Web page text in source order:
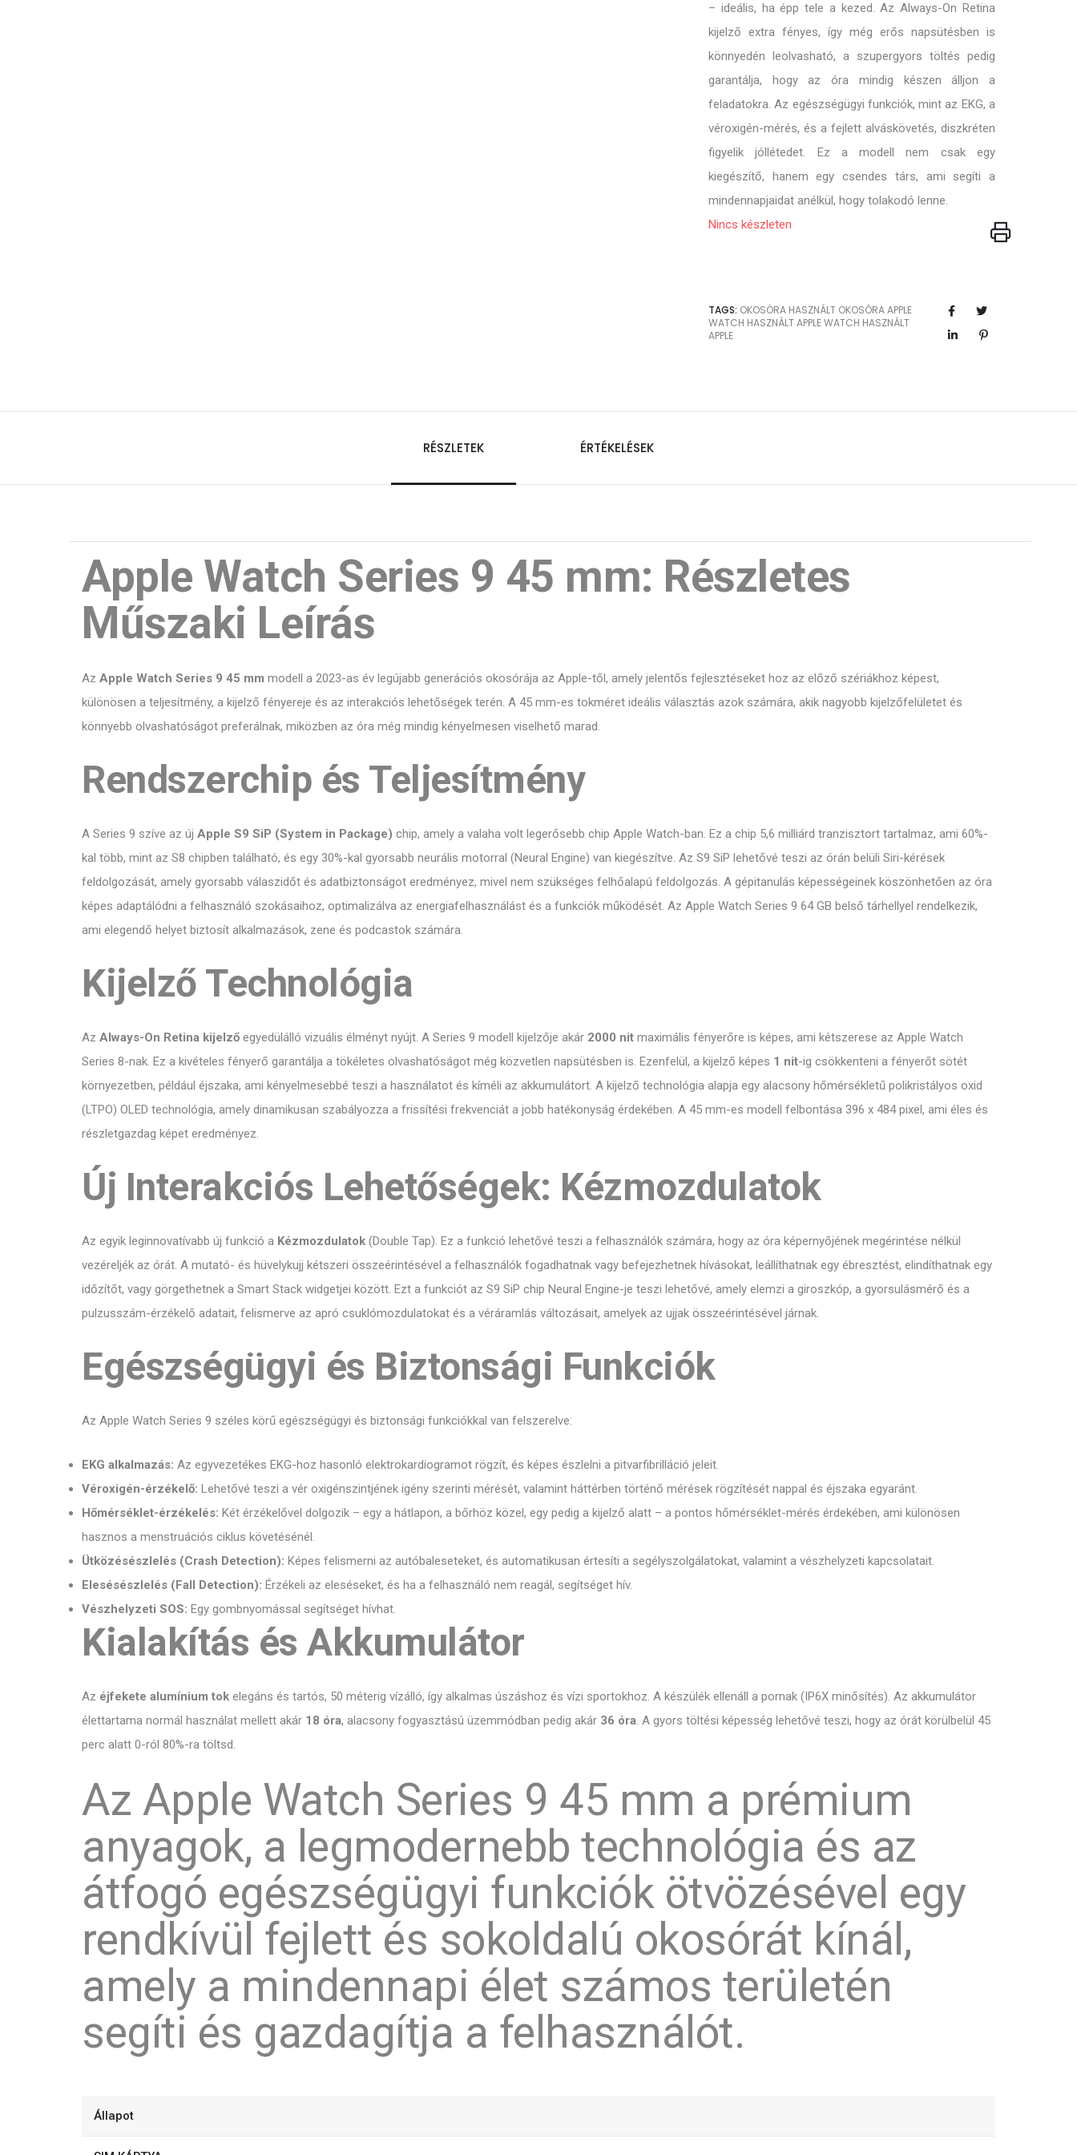
– ideális, ha épp tele a kezed. Az Always-On Retina
kijelző extra fényes, így még erős napsütésben is
könnyedén leolvasható, a szupergyors töltés pedig
garantálja, hogy az óra mindig készen álljon a
feladatokra. Az egészségügyi funkciók, mint az EKG, a
véroxigén-mérés, és a fejlett alváskövetés, diszkréten
figyelik jóllétedet. Ez a modell nem csak egy
kiegészítő, hanem egy csendes társ, ami segíti a
mindennapjaidat anélkül, hogy tolakodó lenne.
Nincs készleten
TAGS: OKOSÓRA HASZNÁLT OKOSÓRAAPPLE
WATCH HASZNÁLT APPLE WATCH HASZNÁLT
APPLE
RÉSZLETEK ÉRTÉKELÉSEK
Apple Watch Series 9 45 mm: Részletes
Műszaki Leírás
Az Apple Watch Series 9 45 mm modell a 2023-as év legújabb generációs okosórája az Apple-től, amely jelentős fejlesztéseket hoz az előző szériákhoz képest,
különösen a teljesítmény, a kijelző fényereje és az interakciós lehetőségek terén. A 45 mm-es tokméret ideális választás azok számára, akik nagyobb kijelzőfelületet és
könnyebb olvashatóságot preferálnak, miközben az óra még mindig kényelmesen viselhető marad.
Rendszerchip és Teljesítmény
A Series 9 szíve az új Apple S9 SiP (System in Package) chip, amely a valaha volt legerősebb chip Apple Watch-ban. Ez a chip 5,6 milliárd tranzisztort tartalmaz, ami 60%-
kal több, mint az S8 chipben található, és egy 30%-kal gyorsabb neurális motorral (Neural Engine) van kiegészítve. Az S9 SiP lehetővé teszi az órán belüli Siri-kérések
feldolgozását, amely gyorsabb válaszidőt és adatbiztonságot eredményez, mivel nem szükséges felhőalapú feldolgozás. A gépitanulás képességeinek köszönhetően az óra
képes adaptálódni a felhasználó szokásaihoz, optimalizálva az energiafelhasználást és a funkciók működését. Az Apple Watch Series 9 64 GB belső tárhellyel rendelkezik,
ami elegendő helyet biztosít alkalmazások, zene és podcastok számára.
Kijelző Technológia
Az Always-On Retina kijelző egyedülálló vizuális élményt nyújt. A Series 9 modell kijelzője akár 2000 nit maximális fényerőre is képes, ami kétszerese az Apple Watch
Series 8-nak. Ez a kivételes fényerő garantálja a tökéletes olvashatóságot még közvetlen napsütésben is. Ezenfelül, a kijelző képes 1 nit-ig csökkenteni a fényerőt sötét
környezetben, például éjszaka, ami kényelmesebbé teszi a használatot és kíméli az akkumulátort. A kijelző technológia alapja egy alacsony hőmérsékletű polikristályos oxid
(LTPO) OLED technológia, amely dinamikusan szabályozza a frissítési frekvenciát a jobb hatékonyság érdekében. A 45 mm-es modell felbontása 396 x 484 pixel, ami éles és
részletgazdag képet eredményez.
Új Interakciós Lehetőségek: Kézmozdulatok
Az egyik leginnovatívabb új funkció a Kézmozdulatok (Double Tap). Ez a funkció lehetővé teszi a felhasználók számára, hogy az óra képernyőjének megérintése nélkül
vezéreljék az órát. A mutató- és hüvelykujj kétszeri összeérintésével a felhasználók fogadhatnak vagy befejezhetnek hívásokat, leállíthatnak egy ébresztést, elindíthatnak egy
időzítőt, vagy görgethetnek a Smart Stack widgetjei között. Ezt a funkciót az S9 SiP chip Neural Engine-je teszi lehetővé, amely elemzi a giroszkóp, a gyorsulásmérő és a
pulzusszám-érzékelő adatait, felismerve az apró csuklómozdulatokat és a véráramlás változásait, amelyek az ujjak összeérintésével járnak.
Egészségügyi és Biztonsági Funkciók
Az Apple Watch Series 9 széles körű egészségügyi és biztonsági funkciókkal van felszerelve:
EKG alkalmazás: Az egyvezetékes EKG-hoz hasonló elektrokardiogramot rögzít, és képes észlelni a pitvarfibrilláció jeleit.
Véroxigén-érzékelő: Lehetővé teszi a vér oxigénszintjének igény szerinti mérését, valamint háttérben történő mérések rögzítését nappal és éjszaka egyaránt.
Hőmérséklet-érzékelés: Két érzékelővel dolgozik – egy a hátlapon, a bőrhöz közel, egy pedig a kijelző alatt – a pontos hőmérséklet-mérés érdekében, ami különösen
hasznos a menstruációs ciklus követésénél.
Ütközésészlelés (Crash Detection): Képes felismerni az autóbaleseteket, és automatikusan értesíti a segélyszolgálatokat, valamint a vészhelyzeti kapcsolatait.
Elesésészlelés (Fall Detection): Érzékeli az eleséseket, és ha a felhasználó nem reagál, segítséget hív.
Vészhelyzeti SOS: Egy gombnyomással segítséget hívhat.
Kialakítás és Akkumulátor
Az éjfekete alumínium tok elegáns és tartós, 50 méterig vízálló, így alkalmas úszáshoz és vízi sportokhoz. A készülék ellenáll a pornak (IP6X minősítés). Az akkumulátor
élettartama normál használat mellett akár 18 óra, alacsony fogyasztású üzemmódban pedig akár 36 óra. A gyors töltési képesség lehetővé teszi, hogy az órát körülbelül 45
perc alatt 0-ról 80%-ra töltsd.
Az Apple Watch Series 9 45 mm a prémium
anyagok, a legmodernebb technológia és az
átfogó egészségügyi funkciók ötvözésével egy
rendkívül fejlett és sokoldalú okosórát kínál,
amely a mindennapi élet számos területén
segíti és gazdagítja a felhasználót.
Állapot